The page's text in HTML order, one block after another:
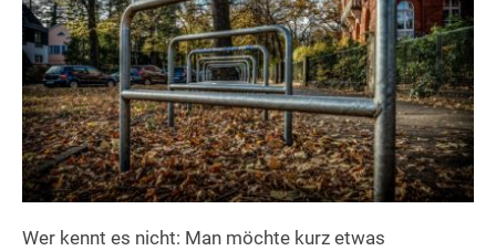
Wer kennt es nicht: Man möchte kurz etwas